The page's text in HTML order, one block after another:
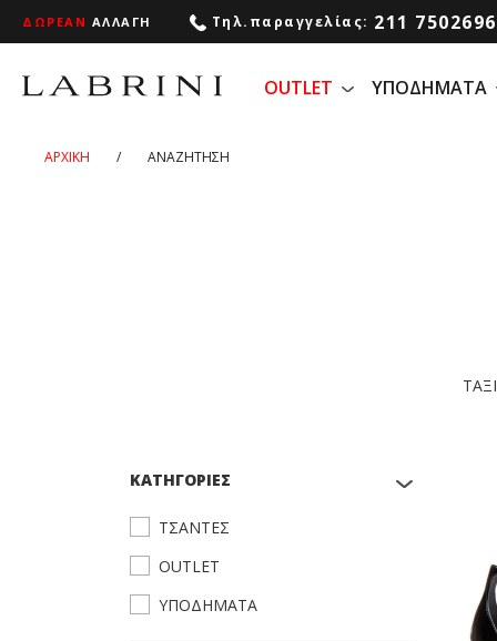
ΔΩΡΕΑΝ ΑΛΛΑΓΗ Tηλ.παραγγελίας: 211 7502696
OUTLET ΥΠΟΔΗΜΑΤΑ
ΑΡΧΙΚΗ / ΑΝΑΖΗΤΗΣΗ
ΚΑΤΗΓΟΡΙΕΣ
ΤΣΑΝΤΕΣ
OUTLET
ΥΠΟΔΗΜΑΤΑ